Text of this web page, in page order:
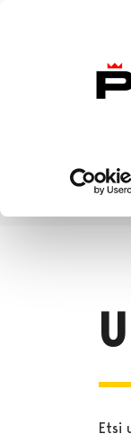
Etusivulle
Etsi